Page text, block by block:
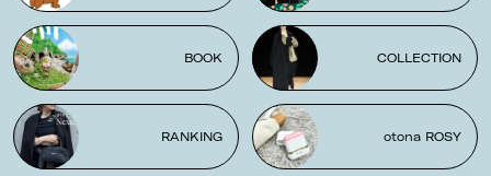
BOOK COLLECTION
RANKING otona ROSY